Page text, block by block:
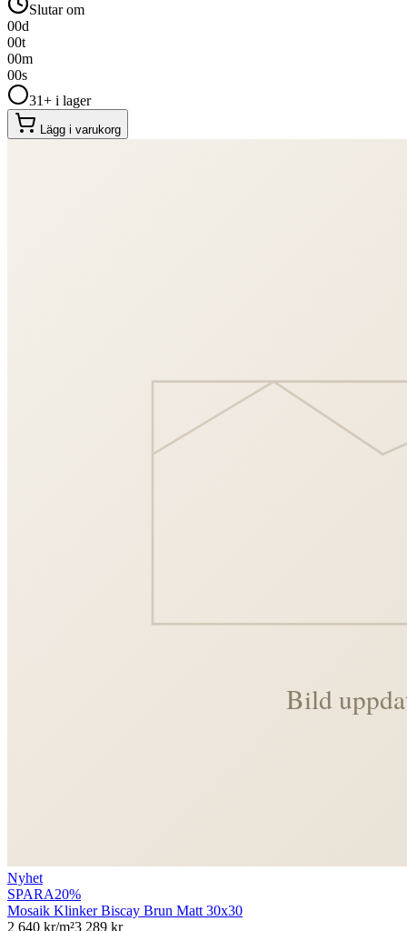
Slutar om
00d
00t
00m
00s
31+ i lager
Lägg i varukorg
Nyhet
SPARA20%
Mosaik Klinker Biscay Brun Matt 30x30
2 640 kr/m²3 289 kr